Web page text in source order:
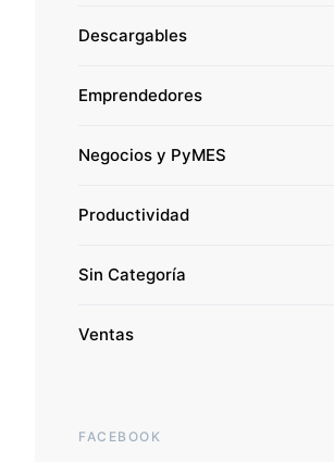
Descargables
Emprendedores
Negocios y PyMES
Productividad
Sin Categoría
Ventas
FACEBOOK